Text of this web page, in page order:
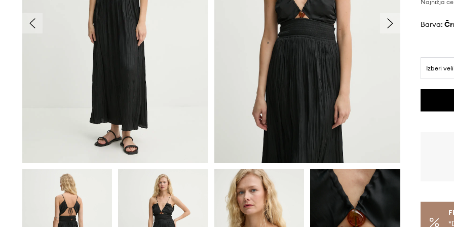
Najnižja
Barva:
Izberi